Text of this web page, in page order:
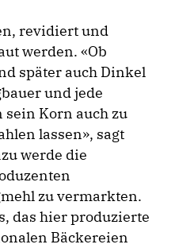
revidiert und
werden. «Ob
später auch Dinkel
und jede
Korn auch zu
lassen», sagt
werde die
zu vermarkten.
das hier produzierte
Bäckereien